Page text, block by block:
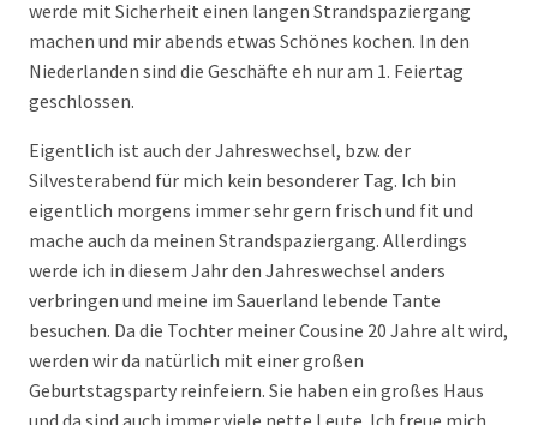
werde mit Sicherheit einen langen Strandspaziergang
machen und mir abends etwas Schönes kochen. In den
Niederlanden sind die Geschäfte eh nur am 1. Feiertag
geschlossen.
Eigentlich ist auch der Jahreswechsel, bzw. der
Silvesterabend für mich kein besonderer Tag. Ich bin
eigentlich morgens immer sehr gern frisch und fit und
mache auch da meinen Strandspaziergang. Allerdings
werde ich in diesem Jahr den Jahreswechsel anders
verbringen und meine im Sauerland lebende Tante
besuchen. Da die Tochter meiner Cousine 20 Jahre alt wird,
werden wir da natürlich mit einer großen
Geburtstagsparty reinfeiern. Sie haben ein großes Haus
und da sind auch immer viele nette Leute. Ich freue mich